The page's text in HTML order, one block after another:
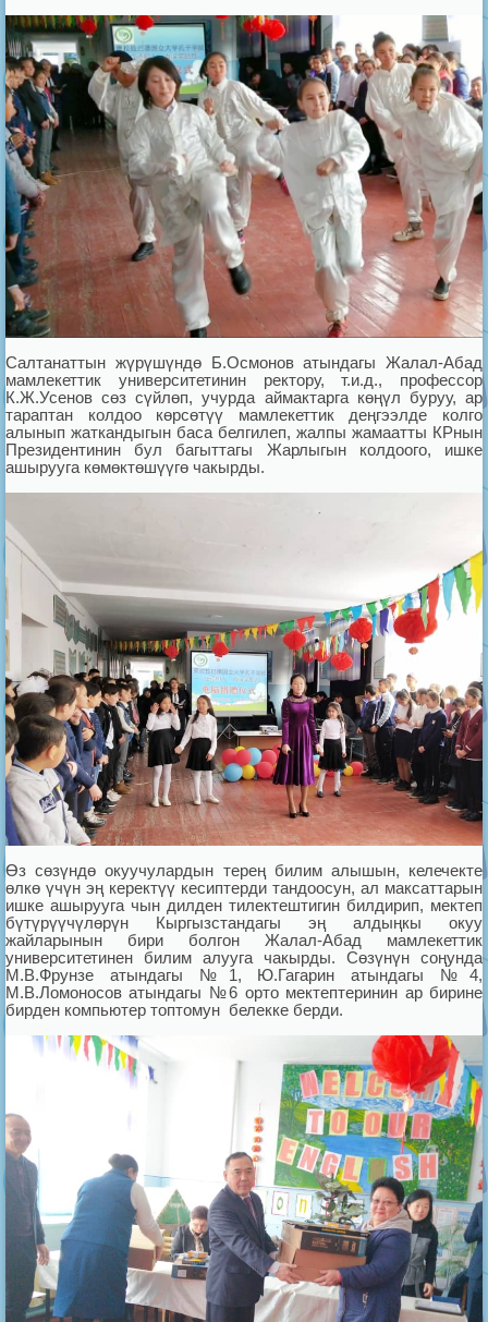
Салтанаттын жүрүшүндө Б.Осмонов атындагы Жалал-Абад
мамлекеттик университетинин ректору, т.и.д., профессор
К.Ж.Усенов сөз сүйлөп, учурда аймактарга көңүл буруу, ар
тараптан колдоо көрсөтүү мамлекеттик деңгээлде колго
алынып жаткандыгын баса белгилеп, жалпы жамаатты КРнын
Президентинин бул багыттагы Жарлыгын колдоого, ишке
ашырууга көмөктөшүүгө чакырды.
Өз сөзүндө окуучулардын терең билим алышын, келечекте
өлкө үчүн эң керектүү кесиптерди тандоосун, ал максаттарын
ишке ашырууга чын дилден тилектештигин билдирип, мектеп
бүтүрүүчүлөрүн Кыргызстандагы эң алдыңкы окуу
жайларынын бири болгон Жалал-Абад мамлекеттик
университетинен билим алууга чакырды. Сөзүнүн соңунда
М.В.Фрунзе атындагы №1, Ю.Гагарин атындагы №4,
М.В.Ломоносов атындагы №6 орто мектептеринин ар бирине
бирден компьютер топтомун белекке берди.